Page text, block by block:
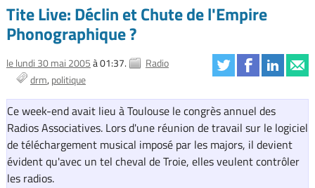
Tite Live: Déclin et Chute de l'Empire
Phonographique ?
le lundi 30 mai 2005à 01:37.
Radio
drm politique
Ce week-end avait lieu à Toulouse le congrès annuel des
Radios Associatives. Lors d'une réunion de travail sur le logiciel
de téléchargement musical imposé par les majors, il devient
évident qu'avec un tel cheval de Troie, elles veulent contrôler
les radios.